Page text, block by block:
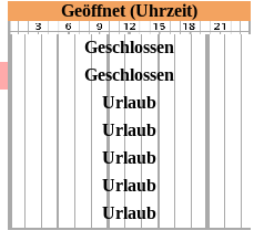
Geöffnet (Uhrzeit)
Geschlossen
Geschlossen
Urlaub
Urlaub
Urlaub
Urlaub
Urlaub